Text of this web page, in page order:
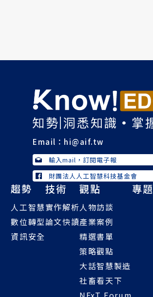
Email： hi@aif.tw
財團法人人工智慧科技基金會
趨勢
人工智慧
數位轉型
資訊安全
技術
實作解析
論文快讀
觀點
人物訪談
產業案例
精選書單
策略觀點
大話智慧製造
社畜看天下
專題